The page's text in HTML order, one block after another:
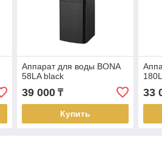
Аппарат для воды BONA
58LA black
39 000₸
Купить
33